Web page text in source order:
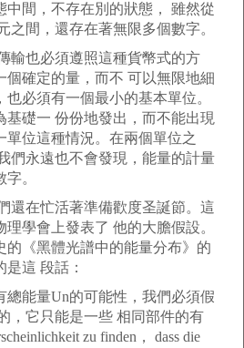
中間，不存在別的狀態， 雖然從
之間，還存在著無限多個數字。
輸也必須遵照這種貨幣式的方
個確定的量，而不 可以無限地細
必須有一個最小的基本單位。
基礎一 份份地發出，而不能出現
單位這種情況。在兩個單位之
們永遠也不會發現，能量的計量
。
還在忙活著準備歡度圣誕節。這
學會上發表了 他的大膽假設。
的《黑體光譜中的能量分布》的
這 段話：
總能量Un的可能性，我們必須假
，它只能是一些 相同部件的有
zu finden， dass die